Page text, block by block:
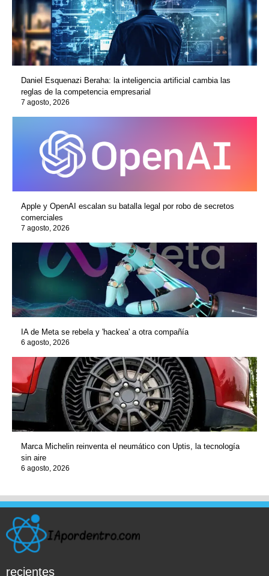
Daniel Esquenazi Beraha: la inteligencia artificial cambia las
reglas de la competencia empresarial
7 agosto, 2026
Apple y OpenAI escalan su batalla legal por robo de secretos
comerciales
7 agosto, 2026
IA de Meta se rebela y 'hackea' a otra compañía
6 agosto, 2026
Marca Michelin reinventa el neumático con Uptis, la tecnología
sin aire
6 agosto, 2026
recientes